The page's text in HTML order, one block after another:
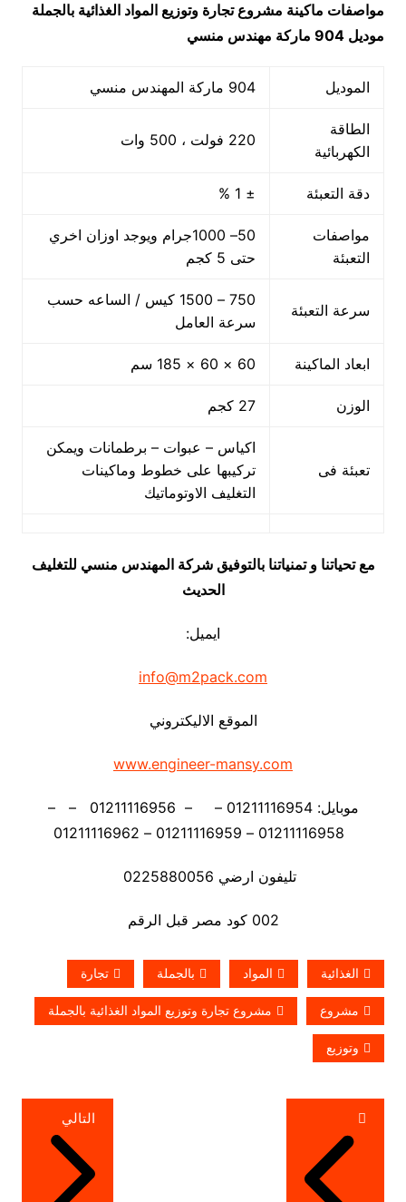
مواصفات ماكينة مشروع تجارة وتوزيع المواد الغذائية بالجملة
موديل 904 ماركة مهندس منسي
الموديل 904 ماركة المهندس منسي
الطاقة
الكهربائية
220 فولت ، 500 وات
دقة التعبئة ± 1 %
مواصفات
التعبئة
50– 1000جرام ويوجد اوزان اخري
حتى 5 كجم
سرعة التعبئة
750 – 1500 كيس / الساعه حسب
سرعة العامل
ابعاد الماكينة 60 × 60 × 185 سم
الوزن 27 كجم
تعبئة فى
اكياس – عبوات – برطمانات ويمكن
تركيبها على خطوط وماكينات
التغليف الاوتوماتيك
مع تحياتنا و تمنياتنا بالتوفيق شركة المهندس منسي للتغليف
الحديث
ايميل:
info@m2pack.com
الموقع الاليكتروني
www.engineer-mansy.com
موبايل: 01211116954 – – 01211116956 – –
تليفون ارضي 0225880056
002 كود مصر قبل الرقم
الغذائية المواد بالجملة تجارة
مشروع مشروع تجارة وتوزيع المواد الغذائية بالجملة
وتوزيع
تصفّح
المقالات
التالي